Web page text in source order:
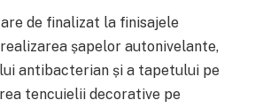
de finalizat la finisajele
șapelor autonivelante,
antibacterian și a tapetului pe
tencuielii decorative pe